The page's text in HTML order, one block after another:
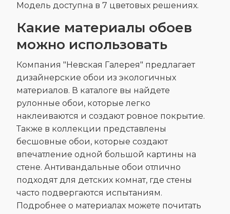
Модель доступна в 7 цветовых решениях.
Какие материалы обоев
можно использовать
Компания "Невская Галерея" предлагает
дизайнерские обои из экологичных
материалов. В каталоге вы найдете
рулонные обои, которые легко
наклеиваются и создают ровное покрытие.
Также в коллекции представлены
бесшовные обои, которые создают
впечатление одной большой картины на
стене. Антивандальные обои отлично
подходят для детских комнат, где стены
часто подвергаются испытаниям.
Подробнее о материалах можете почитать